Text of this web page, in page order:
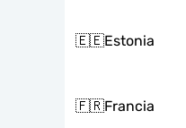
🇪🇪Estonia
🇫🇷Francia